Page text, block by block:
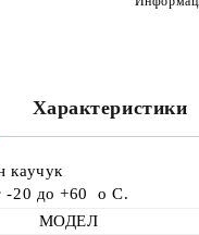
Характеристики
каучук
-20 до +60 o C.
МОДЕЛ